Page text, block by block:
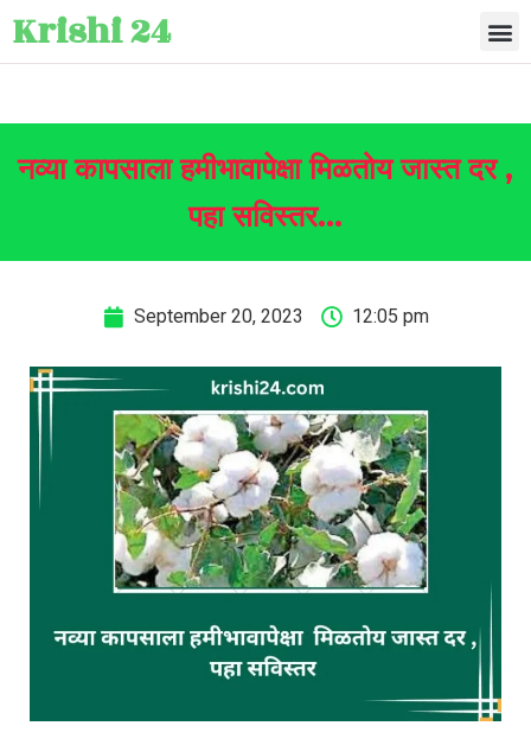
Krishi 24
नव्या कापसाला हमीभावापेक्षा मिळतोय जास्त दर ,
पहा सविस्तर…
September 20, 2023 12:05 pm